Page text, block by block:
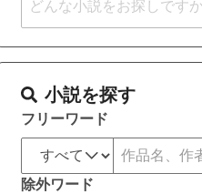
小説を探す
フリーワード
除外ワード